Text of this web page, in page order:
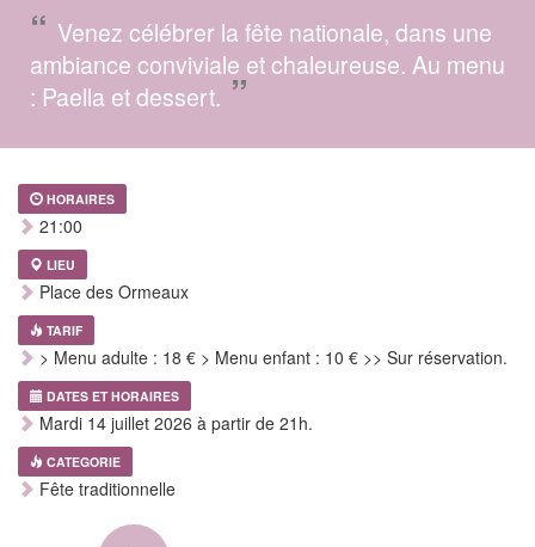
“ Venez célébrer la fête nationale, dans une
ambiance conviviale et chaleureuse. Au menu
: Paella et dessert.”
HORAIRES
21:00
LIEU
Place des Ormeaux
TARIF
> Menu adulte : 18 € > Menu enfant : 10 € >> Sur réservation.
DATES ET HORAIRES
Mardi 14 juillet 2026 à partir de 21h.
CATEGORIE
Fête traditionnelle